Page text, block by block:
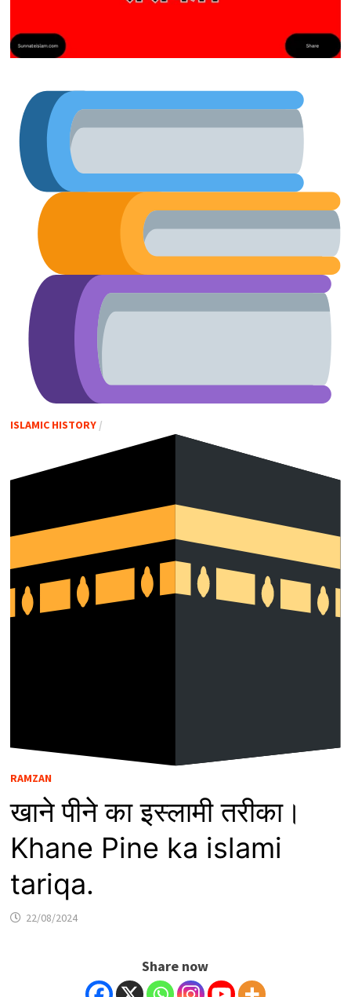
ISLAMIC HISTORY/
RAMZAN
खाने पीने का इस्लामी तरीका।
Khane Pine ka islami
tariqa.
22/08/2024
Share now